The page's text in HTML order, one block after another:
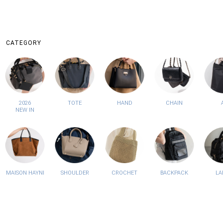
CATEGORY
2026
NEW IN
MAISON HAYNI
TOTE
SHOULDER
HAND
CROCHET
CHAIN
BACKPACK